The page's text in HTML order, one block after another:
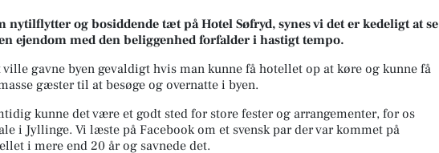
nytilflytter og bosiddende tæt på Hotel Søfryd, synes vi det er kedeligt at se
ejendom med den beliggenhed forfalder i hastigt tempo.
ville gavne byen gevaldigt hvis man kunne få hotellet op at køre og kunne få
gæster til at besøge og overnatte i byen.
kunne det være et godt sted for store fester og arrangementer, for os
i Jyllinge. Vi læste på Facebook om et svensk par der var kommet på
i mere end 20 år og savnede det.